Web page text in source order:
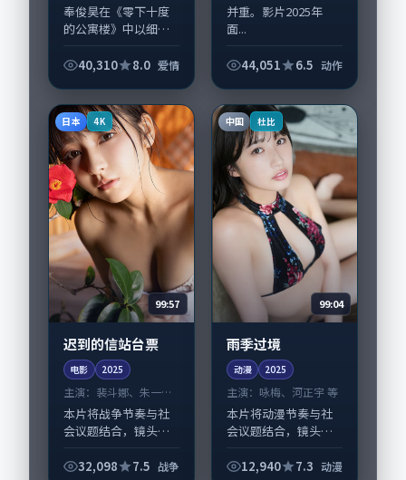
美 等
奉俊昊在《零下十度
的公寓楼》中以细腻
力，黄政民、长泽雅
主要在中国台湾完成
制作协同，2025...
40,310 8.0 爱情
并重。影片2025年
面...
44,051 6.5 动作
日本 4K
99:57
迟到的信站台票
电影 2025
主演： 裴斗娜、朱一龙
等
本片将战争节奏与社
会议题结合，镜头语
《迟到的信站台票》
32,098 7.5 战争
中国 杜比
99:04
雨季过境
动漫 2025
主演： 咏梅、河正宇 等
本片将动漫节奏与社
会议题结合，镜头语
《雨季过境》由韦斯
12,940 7.3 动漫